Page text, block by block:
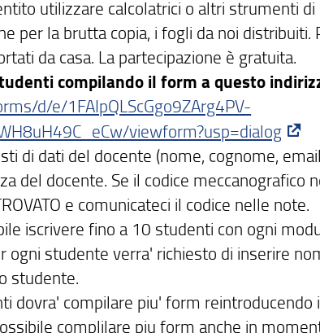
utilizzare calcolatrici o altri strumenti di
per la brutta copia, i fogli da noi
da casa. La partecipazione è gratuita.
compilando il form a questo
d/e/1FAIpQLScGgo9ZArg4PV-
viewform?usp=dialog
di dati del docente (nome, cognome,
del docente. Se il codice meccanografico
e comunicateci il codice nelle note.
iscrivere fino a 10 studenti con ogni
ogni studente verra' richiesto di inserire
studente.
dovra' compilare piu' form
complilare piu form anche in